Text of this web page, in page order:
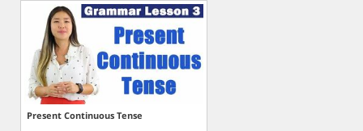
Present Continuous Tense